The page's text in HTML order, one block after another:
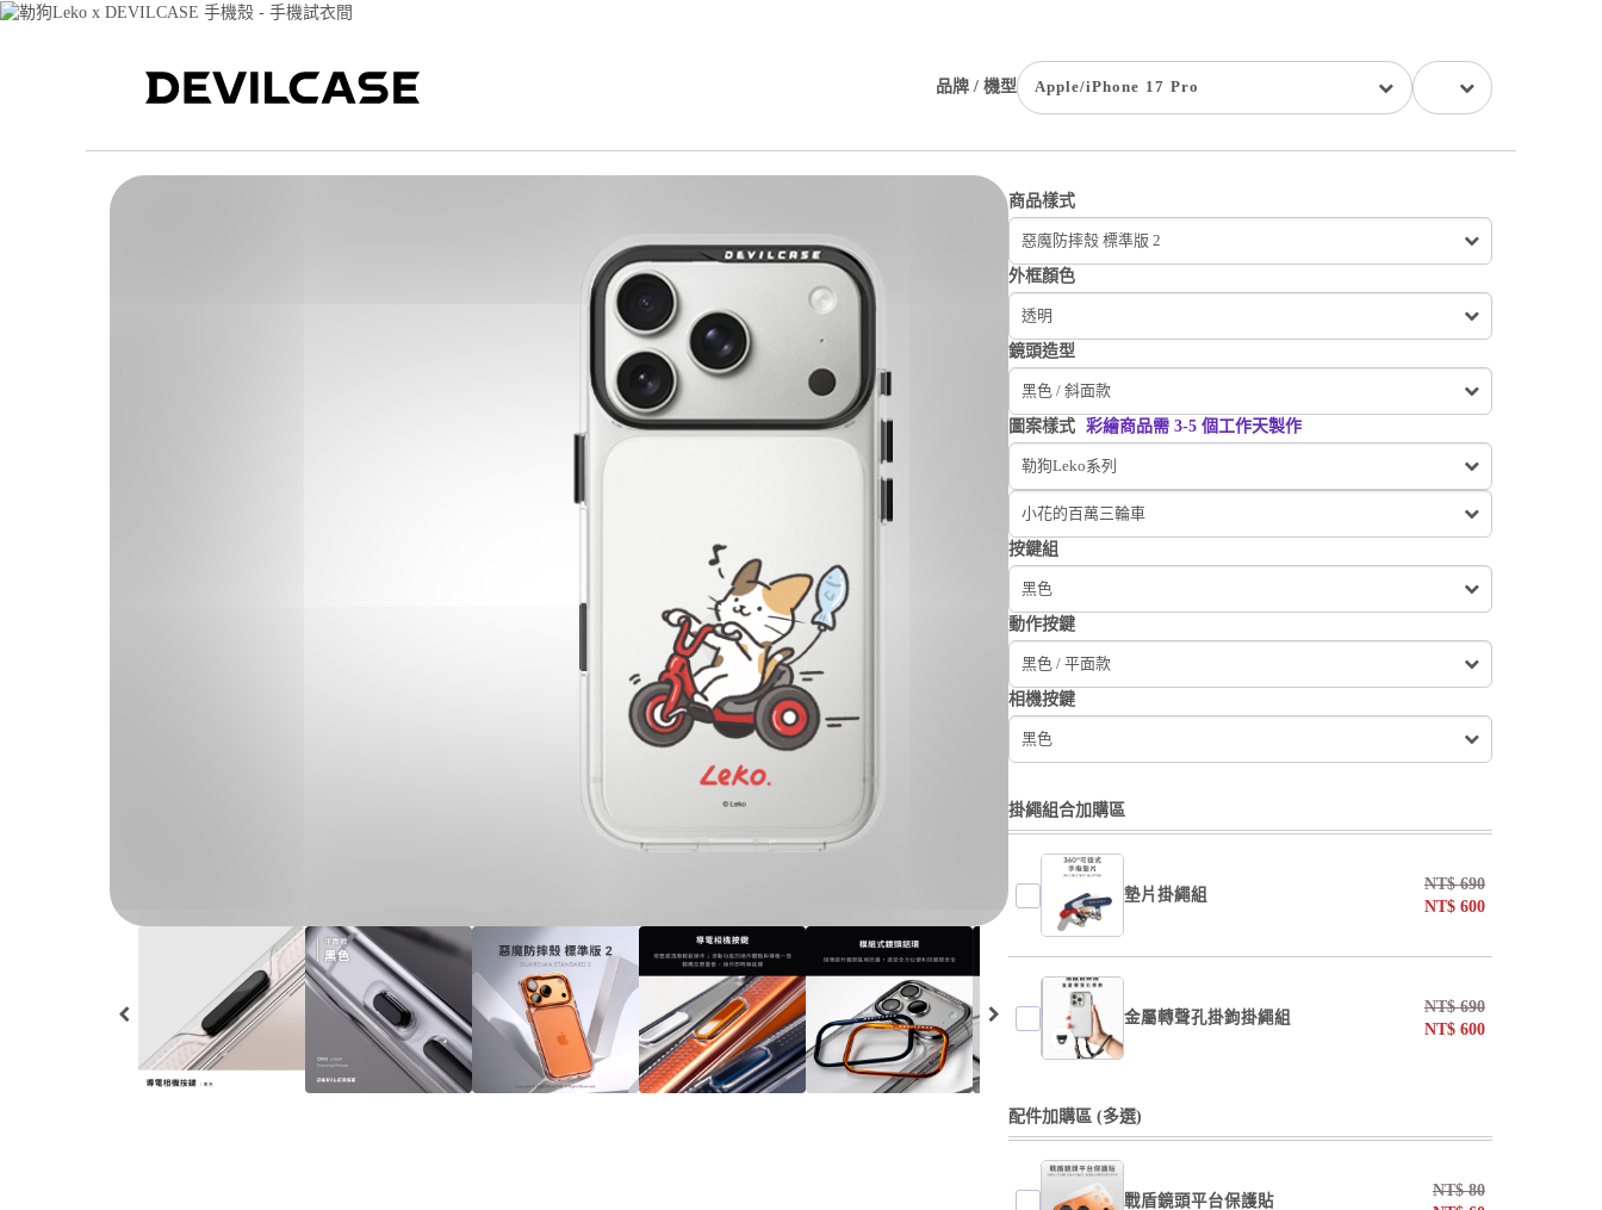
品牌 / 機型 Apple/iPhone 17 Pro
商品樣式
惡魔防摔殼 標準版 2
外框顏色
透明
鏡頭造型
黑色 / 斜面款
圖案樣式
彩繪商品需 3-5 個工作天製作
勒狗Leko系列
小花的百萬三輪車
按鍵組
黑色
動作按鍵
黑色 / 平面款
相機按鍵
黑色
掛繩組合加購區
墊片掛繩組
NT$690
NT$ 600
掛繩
undefined / undefined
金屬轉聲孔掛鉤掛繩組
NT$690
NT$ 600
掛繩
配件加購區 (多選)
戰盾鏡頭平台保護貼
NT$80